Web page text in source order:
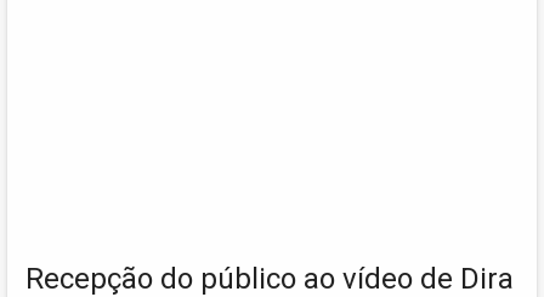
Recepção do público ao vídeo de Dira